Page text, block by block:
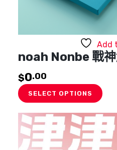
Add
noah Nonbe 戰
$0.00
SELECT OPTIONS